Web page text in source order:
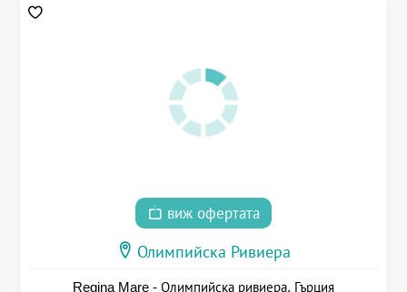
виж офертата
Олимпийска Ривиера
Regina Mare - Олимпийска ривиера, Гърция